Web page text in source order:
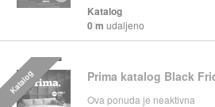
Katalog
0 m udaljeno
Prima katalog Black
Ova ponuda je neaktivna
Katalog